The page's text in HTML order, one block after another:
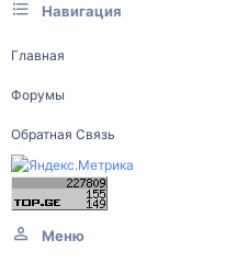
Навигация
Главная
Форумы
Обратная Связь
Меню